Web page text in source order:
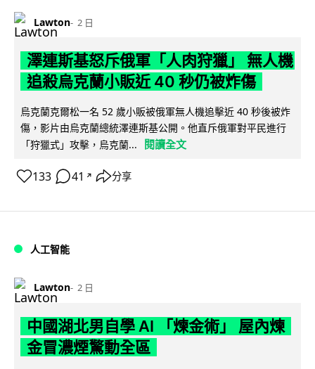
Lawton 2 日
澤連斯基怒斥俄軍「人肉狩獵」 無人機
追殺烏克蘭小販近 40 秒仍被炸傷
烏克蘭克爾松一名 52 歲小販被俄軍無人機追擊近 40 秒後被炸
傷，影片由烏克蘭總統澤連斯基公開。他直斥俄軍對平民進行
「狩獵式」攻擊，烏克蘭...
閱讀全文
133 41 ↗ 分享
人工智能
Lawton 2 日
中國湖北男自學 AI 「煉金術」 屋內煉
金冒濃煙驚動全區